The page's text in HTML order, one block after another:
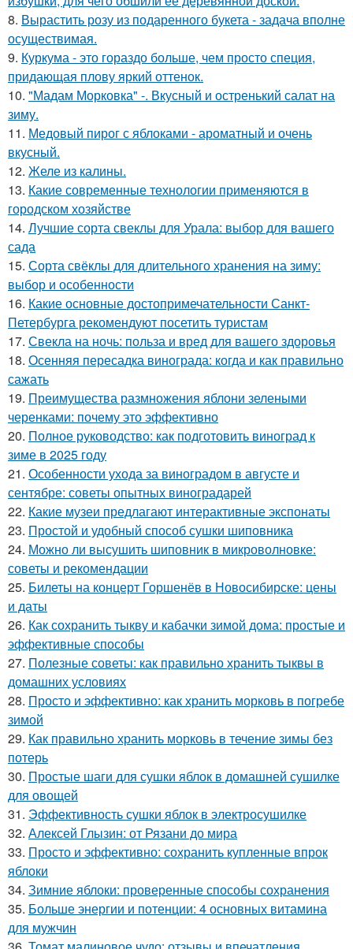
8. Вырастить розу из подаренного букета - задача вполне
осуществимая.
9. Куркума - это гораздо больше, чем просто специя,
придающая плову яркий оттенок.
10. "Мадам Морковка" -. Вкусный и остренький салат на
зиму.
11. Медовый пирог с яблоками - ароматный и очень
вкусный.
12. Желе из калины.
13. Какие современные технологии применяются в
городском хозяйстве
14. Лучшие сорта свеклы для Урала: выбор для вашего
сада
15. Сорта свёклы для длительного хранения на зиму:
выбор и особенности
16. Какие основные достопримечательности Санкт-
Петербурга рекомендуют посетить туристам
17. Свекла на ночь: польза и вред для вашего здоровья
18. Осенняя пересадка винограда: когда и как правильно
сажать
19. Преимущества размножения яблони зелеными
черенками: почему это эффективно
20. Полное руководство: как подготовить виноград к
зиме в 2025 году
21. Особенности ухода за виноградом в августе и
сентябре: советы опытных виноградарей
22. Какие музеи предлагают интерактивные экспонаты
23. Простой и удобный способ сушки шиповника
24. Можно ли высушить шиповник в микроволновке:
советы и рекомендации
25. Билеты на концерт Горшенёв в Новосибирске: цены
и даты
26. Как сохранить тыкву и кабачки зимой дома: простые и
эффективные способы
27. Полезные советы: как правильно хранить тыквы в
домашних условиях
28. Просто и эффективно: как хранить морковь в погребе
зимой
29. Как правильно хранить морковь в течение зимы без
потерь
30. Простые шаги для сушки яблок в домашней сушилке
для овощей
31. Эффективность сушки яблок в электросушилке
32. Алексей Глызин: от Рязани до мира
33. Просто и эффективно: сохранить купленные впрок
яблоки
34. Зимние яблоки: проверенные способы сохранения
35. Больше энергии и потенции: 4 основных витамина
для мужчин